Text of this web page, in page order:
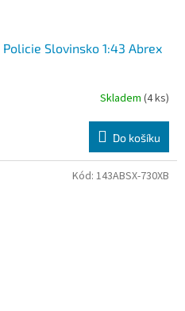
Slovinsko 1:43 Abrex
Skladem (4 ks)
Do košíku
Kód: 143ABSX-730XB